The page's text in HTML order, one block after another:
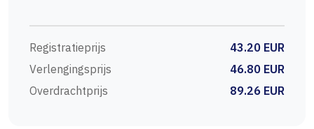
Registratieprijs
43.20 EUR
Verlengingsprijs
46.80 EUR
Overdrachtprijs
89.26 EUR